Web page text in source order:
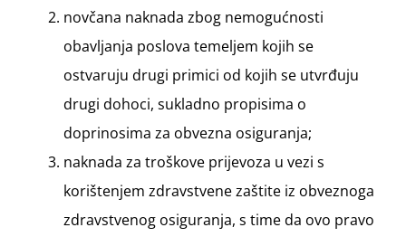
novčana naknada zbog nemogućnosti
obavljanja poslova temeljem kojih se
ostvaruju drugi primici od kojih se utvrđuju
drugi dohoci, sukladno propisima o
doprinosima za obvezna osiguranja;
naknada za troškove prijevoza u vezi s
korištenjem zdravstvene zaštite iz obveznoga
zdravstvenog osiguranja, s time da ovo pravo